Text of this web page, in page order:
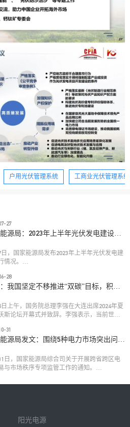
户用光伏管理系统 工商业光伏管理系统
27
源局：2023年上半年光伏发电建设运
日，国家能源局发布2023年上半年光伏发电建
情况。
中式光伏电站3766万千瓦，分布式光伏4096.3
（其中户用光伏2152.2万千瓦）。
28
我国坚定不移推进“双碳”目标，积极
日上午，国务院总理李强在大连出席2024年夏
斯论坛开幕式并致辞。李强表示，当前世界
会以“未来增长的新前沿”为主题，具有很强
针对性。我们要正视世界经济面临的增长困
握新一轮科技革命和产业变革的重大机遇，
做大蛋糕中寻求自身合理利益，开辟经济增
31
源局发文：围绕5种电力市场突出问题
日，国家能源局综合司关于开展跨省跨区电
与市场秩序专项监管工作的通知。
点对以下情况进行监管。
阳光电源